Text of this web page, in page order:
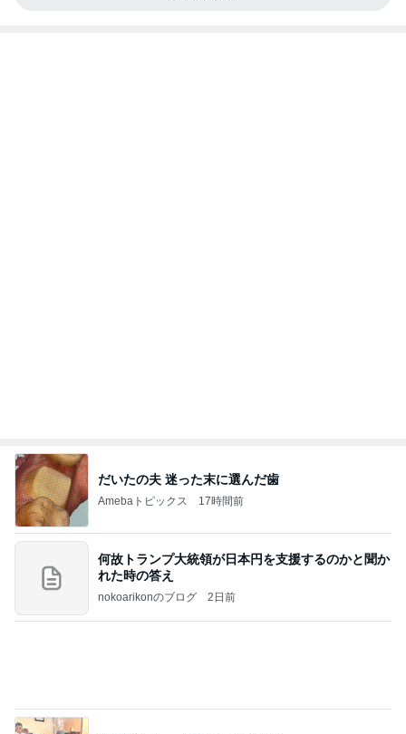
だいたの夫 迷った末に選んだ歯
Amebaトピックス 17時間前
何故トランプ大統領が日本円を支援するのかと聞か
れた時の答え
nokoarikonのブログ 2日前